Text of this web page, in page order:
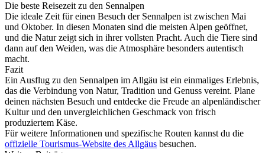
Die beste Reisezeit zu den Sennalpen
Die ideale Zeit für einen Besuch der Sennalpen ist zwischen Mai
und Oktober. In diesen Monaten sind die meisten Alpen geöffnet,
und die Natur zeigt sich in ihrer vollsten Pracht. Auch die Tiere sind
dann auf den Weiden, was die Atmosphäre besonders autentisch
macht.
Fazit
Ein Ausflug zu den Sennalpen im Allgäu ist ein einmaliges Erlebnis,
das die Verbindung von Natur, Tradition und Genuss vereint. Plane
deinen nächsten Besuch und entdecke die Freude an alpenländischer
Kultur und den unvergleichlichen Geschmack von frisch
produziertem Käse.
Für weitere Informationen und spezifische Routen kannst du die
offizielle Tourismus-Website des Allgäus besuchen.